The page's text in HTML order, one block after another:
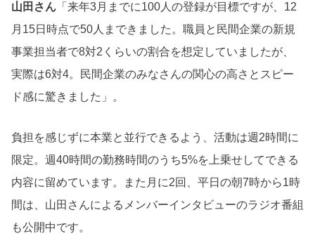
山田さん 「来年3月までに100人の登録が目標ですが、12
月15日時点で50人まできました。職員と民間企業の新規
事業担当者で8対2くらいの割合を想定していましたが、
実際は6対4。民間企業のみなさんの関心の高さとスピー
ド感に驚きました」。
負担を感じずに本業と並行できるよう、活動は週2時間に
限定。週40時間の勤務時間のうち5%を上乗せしてできる
内容に留めています。また月に2回、平日の朝7時から1時
間は、山田さんによるメンバーインタビューのラジオ番組
も公開中です。